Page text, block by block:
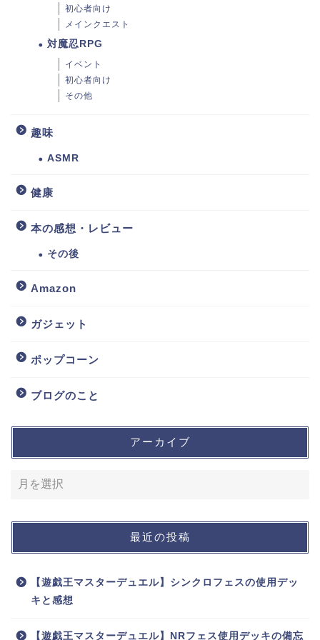
初心者向け
メインクエスト
対魔忍RPG
イベント
初心者向け
その他
趣味
ASMR
健康
本の感想・レビュー
その後
Amazon
ガジェット
ポップコーン
ブログのこと
アーカイブ
最近の投稿
【遊戯王マスターデュエル】シンクロフェスの使用デッ
キと感想
【遊戯王マスターデュエル】NRフェス使用デッキの備忘